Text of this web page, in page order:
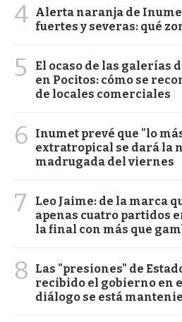
4 Alerta naranja de
fuertes y severas: qué
5
El ocaso de las galerías
en Pocitos: cómo se
de locales comerciales
6
Inumet prevé que "lo
extratropical se dará la
madrugada del viernes
7
Leo Jaime: de la marca
apenas cuatro partidos
la final con más que
8
Las "presiones" de
recibido el gobierno en
diálogo se está